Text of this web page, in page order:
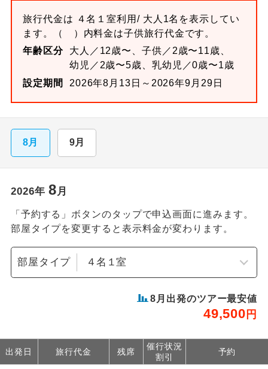
旅行代金は ４名１室利用/ 大人1名を表示してい
ます。
（ ）内料金は子供旅行代金です。
年齢区分
大人／12歳〜、子供／2歳〜11歳、
幼児／2歳〜5歳、乳幼児／0歳〜1歳
設定期間
2026年8月13日～2026年9月29日
8月 9月
2026年 8月
「予約する」ボタンのタップで申込画面に進みます。
部屋タイプを変更すると表示料金が変わります。
部屋タイプ
8 月出発のツアー最安値
49,500 円
出発日 旅行代金 残席
催行状況
割引
予約